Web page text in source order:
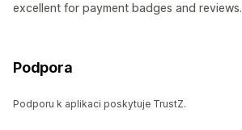
excellent for payment badges and reviews.
Podpora
Podporu k aplikaci poskytuje TrustZ.